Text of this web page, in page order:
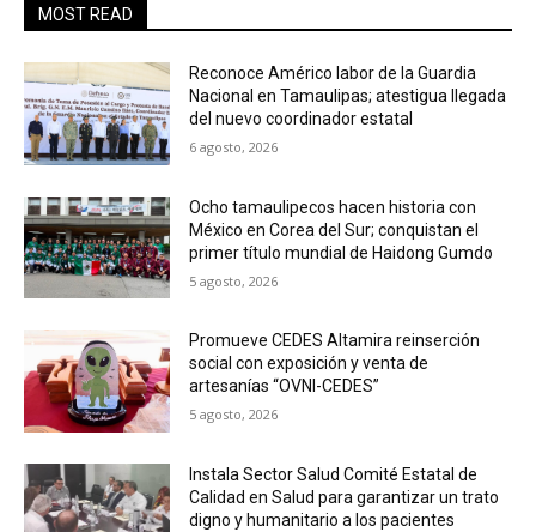
MOST READ
Reconoce Américo labor de la Guardia
Nacional en Tamaulipas; atestigua llegada
del nuevo coordinador estatal
6 agosto, 2026
Ocho tamaulipecos hacen historia con
México en Corea del Sur; conquistan el
primer título mundial de Haidong Gumdo
5 agosto, 2026
Promueve CEDES Altamira reinserción
social con exposición y venta de
artesanías “OVNI-CEDES”
5 agosto, 2026
Instala Sector Salud Comité Estatal de
Calidad en Salud para garantizar un trato
digno y humanitario a los pacientes